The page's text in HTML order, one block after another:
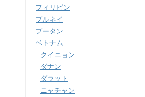
フィリピン
ブルネイ
ブータン
ベトナム
クイニョン
ダナン
ダラット
ニャチャン